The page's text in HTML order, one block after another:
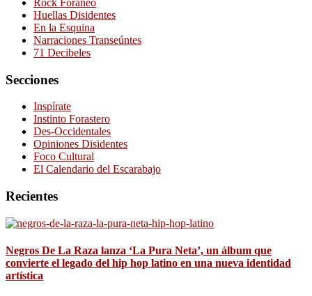
Huellas Disidentes
En la Esquina
Narraciones Transeúntes
71 Decibeles
Secciones
Inspírate
Instinto Forastero
Des-Occidentales
Opiniones Disidentes
Foco Cultural
El Calendario del Escarabajo
Recientes
Negros De La Raza lanza ‘La Pura Neta’, un álbum que
convierte el legado del hip hop latino en una nueva identidad
artística